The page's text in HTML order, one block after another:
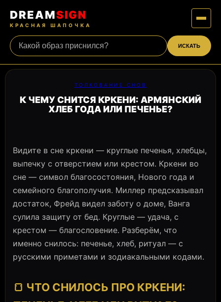
DREAMSIGN
КРАСНАЯ ШАПОЧКА
ИСКАТЬ
ТОЛКОВАНИЕ СНОВ
К ЧЕМУ СНИТСЯ КРКЕНИ: АРМЯНСКИЙ
ХЛЕБ ГОДА ИЛИ ПЕЧЕНЬЕ?
Видите в сне кркени — круглые печенья, хлебцы,
выпечку с отверстием или крестом. Кркени во
сне — символ благосостояния, Нового года и
семейного благополучия. Миллер предсказывал
достаток, Фрейд видел заботу о доме, Ванга
сулила защиту от бед. Круглые — удача, с
крестом — благословение. Разберём, что
именно снилось: печенье, хлеб, ритуал — с
русскими приметами и зодиакальными кодами.
🍞 ЧТО СНИЛОСЬ ПРО КРКЕНИ: